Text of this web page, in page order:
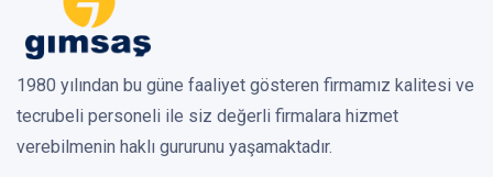
1980 yılından bu güne faaliyet gösteren firmamız kalitesi ve
tecrubeli personeli ile siz değerli firmalara hizmet
verebilmenin haklı gururunu yaşamaktadır.